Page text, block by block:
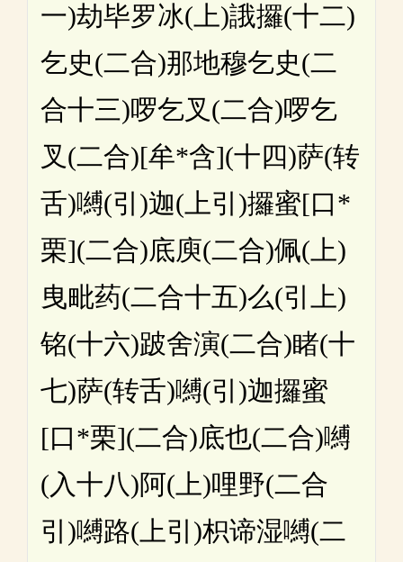
一)劫毕罗冰(上)誐攞(十二)
乞史(二合)那地穆乞史(二
合十三)啰乞叉(二合)啰乞
叉(二合)[牟*含](十四)萨(转
舌)嚩(引)迦(上引)攞蜜[口*
栗](二合)底庾(二合)佩(上)
曳毗药(二合十五)么(引上)
铭(十六)跛舍演(二合)睹(十
七)萨(转舌)嚩(引)迦攞蜜
[口*栗](二合)底也(二合)嚩
(入十八)阿(上)哩野(二合
引)嚩路(上引)枳谛湿嚩(二